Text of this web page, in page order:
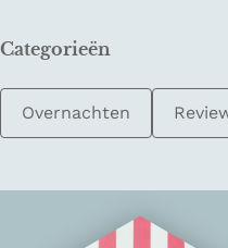
Categorieën
Overnachten